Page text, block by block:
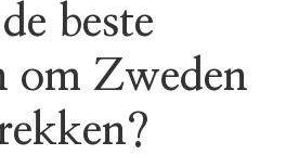
beste
om Zweden